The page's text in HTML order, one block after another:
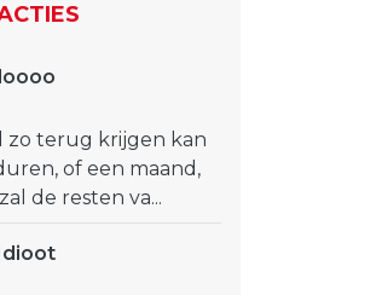
zo terug krijgen kan
of een maand,
de resten va...